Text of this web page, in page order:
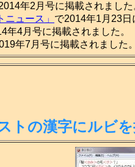
年2月号に掲載されました
ニュース」 で2014年1月23
4月号に掲載されました。
年7月号に掲載されました
トの漢字にルビ